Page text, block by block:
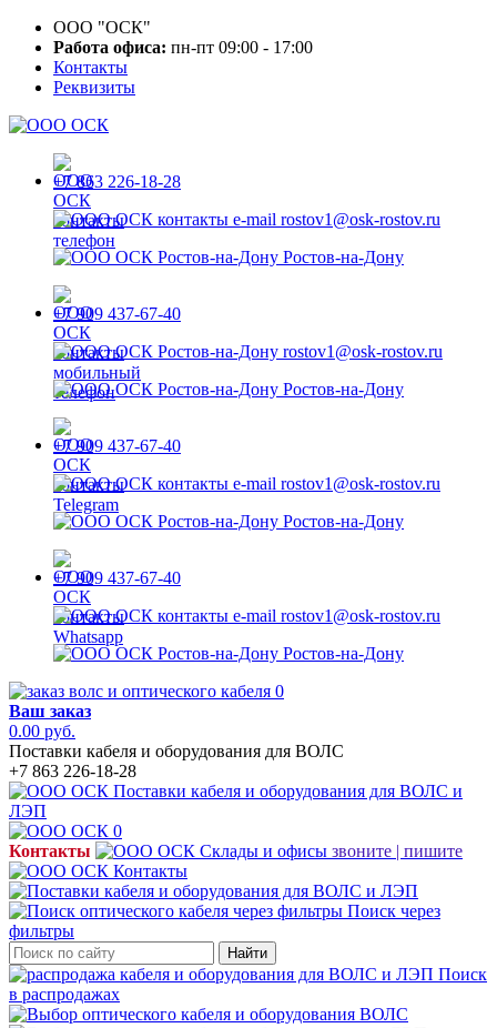
ООО "ОСК"
Работа офиса: пн-пт 09:00 - 17:00
Контакты
Реквизиты
+7 863 226-18-28
rostov1@osk-rostov.ru
Ростов-на-Дону
+7 909 437-67-40
rostov1@osk-rostov.ru
Ростов-на-Дону
+7 909 437-67-40
rostov1@osk-rostov.ru
Ростов-на-Дону
+7 909 437-67-40
rostov1@osk-rostov.ru
Ростов-на-Дону
0
Ваш заказ
0.00 руб.
Поставки кабеля и оборудования для ВОЛС
+7 863 226-18-28
0
Контакты
звоните | пишите
Поиск через
фильтры
Найти
Поиск
в распродажах